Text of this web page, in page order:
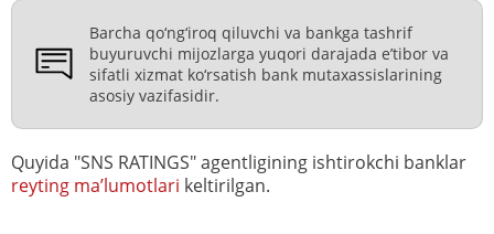
Barcha qo‘ng‘iroq qiluvchi va bankga tashrif
buyuruvchi mijozlarga yuqori darajada eʼtibor va
sifatli xizmat ko‘rsatish bank mutaxassislarining
asosiy vazifasidir.
Quyida "SNS RATINGS" agentligining ishtirokchi banklar
reyting maʼlumotlari keltirilgan.